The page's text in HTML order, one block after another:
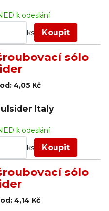
k odeslání
ks Koupit
sólo
4,05 Kč
Italy
k odeslání
ks Koupit
sólo
4,14 Kč